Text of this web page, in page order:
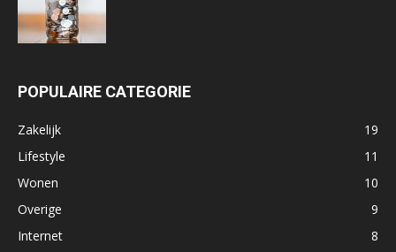
POPULAIRE CATEGORIE
Zakelijk
19
Lifestyle
11
Wonen
10
Overige
9
Internet
8